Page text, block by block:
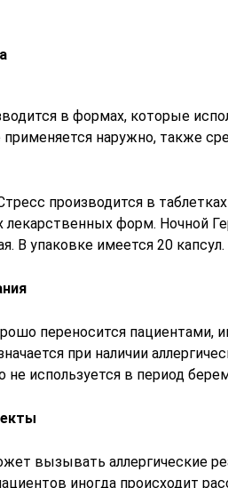
в формах, которые
применяется наружно, также
производится в
форм. Ночной
В упаковке имеется 20 капсул.
переносится пациентами,
при наличии
не используется в период
вызывать аллергические
иногда происходит